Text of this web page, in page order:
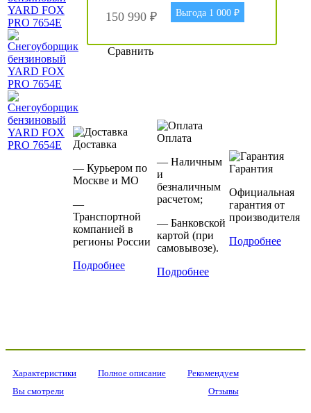
150 990 ₽ Выгода 1 000 ₽
Сравнить
Доставка
— Курьером по
Москве и МО
—
Транспортной
компанией в
регионы России
Подробнее
Оплата
— Наличным
и
безналичным
расчетом;
— Банковской
картой (при
самовывозе).
Подробнее
Гарантия
Официальная
гарантия от
производителя
Подробнее
Характеристики Полное описание
Рекомендуем
Вы смотрели
Отзывы